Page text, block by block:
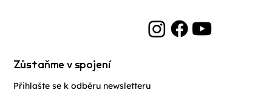
Zůstaňme v spojení
Přihlašte se k odběru newsletteru